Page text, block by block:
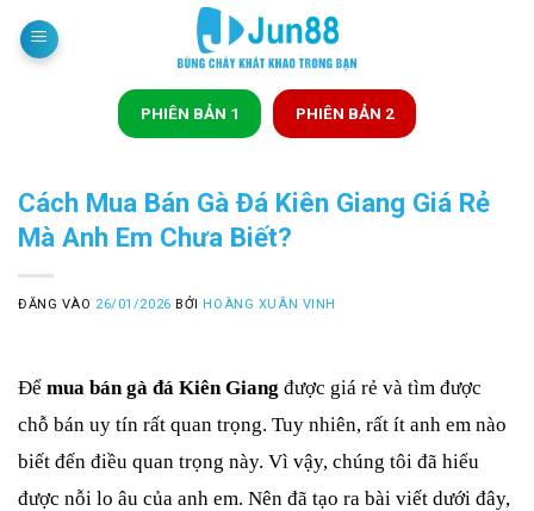
qua
PHIÊN BẢN 1 PHIÊN BẢN 2
Cách Mua Bán Gà Đá Kiên Giang Giá Rẻ
Mà Anh Em Chưa Biết?
ĐĂNG VÀO 26/01/2026 BỞI HOÀNG XUÂN VINH
Để mua bán gà đá Kiên Giang được giá rẻ và tìm được
chỗ bán uy tín rất quan trọng. Tuy nhiên, rất ít anh em nào
biết đến điều quan trọng này. Vì vậy, chúng tôi đã hiểu
được nỗi lo âu của anh em. Nên đã tạo ra bài viết dưới đây,